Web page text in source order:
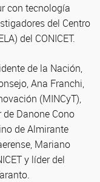
con tecnología
del Centro
del CONICET.
de la Nación,
Ana Franchi,
(MINCyT),
Danone Cono
de Almirante
Mariano
y líder del